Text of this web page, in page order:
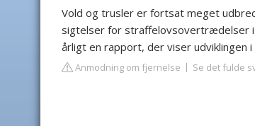
Vold og trusler er fortsat meget
sigtelser for straffelovsovertrædelser i
årligt en rapport, der viser udviklingen
Anmodning om fjernelse Se det fulde